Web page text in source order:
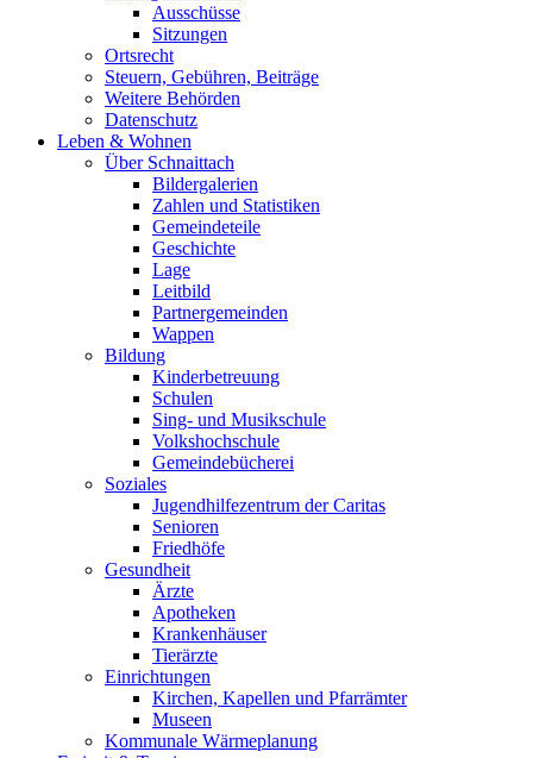
Ausschüsse
Sitzungen
Ortsrecht
Steuern, Gebühren, Beiträge
Weitere Behörden
Datenschutz
Leben & Wohnen
Über Schnaittach
Bildergalerien
Zahlen und Statistiken
Gemeindeteile
Geschichte
Lage
Leitbild
Partnergemeinden
Wappen
Bildung
Kinderbetreuung
Schulen
Sing- und Musikschule
Volkshochschule
Gemeindebücherei
Soziales
Jugendhilfezentrum der Caritas
Senioren
Friedhöfe
Gesundheit
Ärzte
Apotheken
Krankenhäuser
Tierärzte
Einrichtungen
Kirchen, Kapellen und Pfarrämter
Museen
Kommunale Wärmeplanung